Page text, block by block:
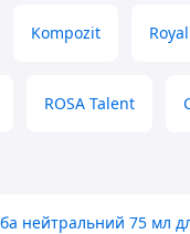
Kompozit
ROSA Talent
нейтральний 75 мл